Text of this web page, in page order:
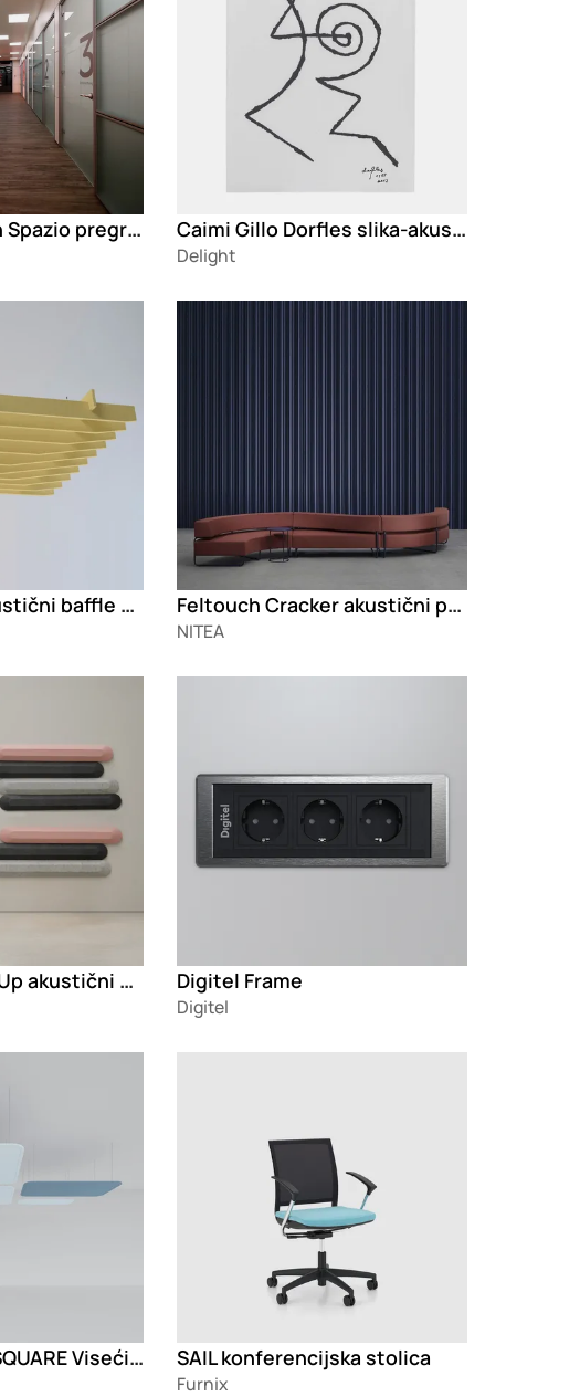
Frezza Areaplan Spazio pregradni zidovi Caimi Gillo Dorfles slika-akustični panel
Delight
PEAK Viseći akustični baffle panel Feltouch Cracker akustični paneli
NITEA
Feltouch Make Up akustični paneli Digitel Frame
Digitel
RECTANGLE & SQUARE Viseći akustični panel SAIL konferencijska stolica
Furnix